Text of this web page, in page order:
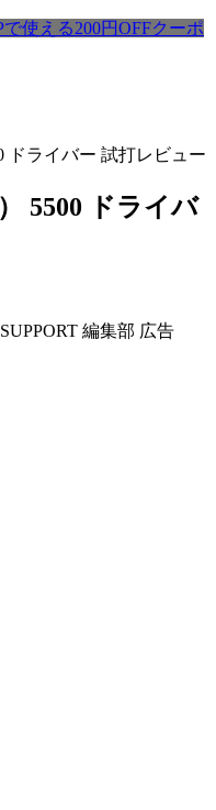
使える200円OFFクーポ
ドライバー 試打レビュー
5500 ドライバ
編集部 広告